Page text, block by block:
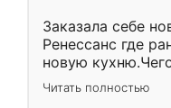
Заказала себе
Ренессанс где
новую
вполне
два года,
Читать полностью